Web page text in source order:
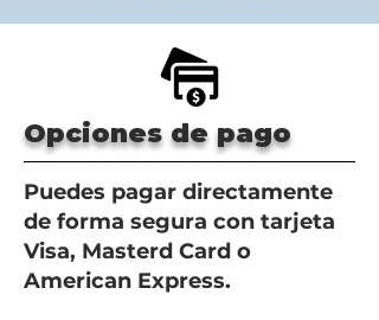
Opciones de pago
Puedes pagar directamente
de forma segura con tarjeta
Visa, Masterd Card o
American Express.